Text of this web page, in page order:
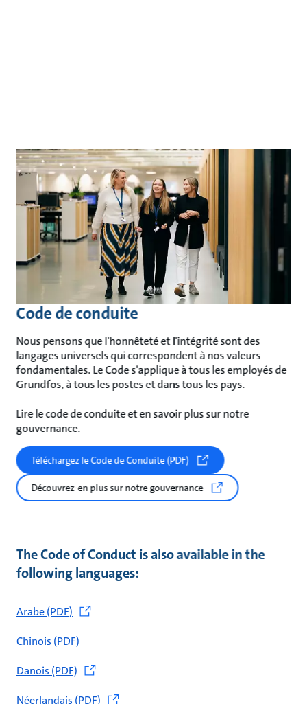
Code de conduite
Nous pensons que l'honnêteté et l'intégrité sont des
langages universels qui correspondent à nos valeurs
fondamentales. Le Code s'applique à tous les employés de
Grundfos, à tous les postes et dans tous les pays.
Lire le code de conduite et en savoir plus sur notre
gouvernance.
Téléchargez le Code de Conduite (PDF)
Découvrez-en plus sur notre gouvernance
The Code of Conduct is also available in the
following languages:
Arabe (PDF)
Chinois (PDF)
Danois (PDF)
Néerlandais (PDF)